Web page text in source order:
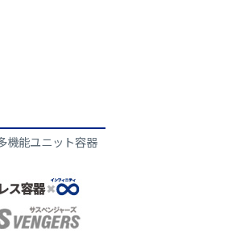
機能ユニット容器